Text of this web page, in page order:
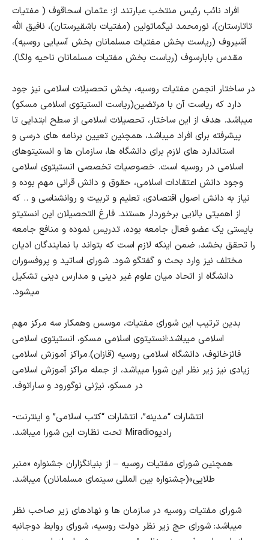
افراد نائب رئیس منتخب عبارتند از: عثمان اسحاقوف ( مفتیات
تاتارستان)، نورمحمد نیگماتولین (مفتیات باشقیرستان)، نافیق الله
آشیروف (ریاست بخش مفتیات مسلمانان بخش آسیایی روسیه)،
مقدس بابارسوف (ریاست بخش مفتیات مسلمانان ناحیه ولگا).
در ساختار انجمن مفتیات روسیه، بخش تحصیلات اسلامی نیز جود
دارد که ریاست آن با مرتضین(ریاست انستیتوی اسلامی مسکو)
میباشد. هدف از این ساختار، تحصیلات اسلامی از سطح ابتدایی تا
پیشرفته برای افراد میباشد، همچنین تعیین برنامه های درسی و
استاندارد های لازم برای دانشگاه ها، سازمان ها و انستیتوهای
اسلامی در روسیه است. خصوصیات تخصصی انستیتوی اسلامی
وجود دانش اعتقادات اسلامی، حقوق و دانش قرانی مهم بوده و
نیاز به دانش اصول اقتصادی، تعلیم و تربیت و روانشناسی و .. که
از اهمیتی بالایی برخوردار هستند. فارغ التحصیلان این انستیتو
بایستی یک عضو فعال جامعه بوده، تدریس نموده و منافع جامعه
را تحقق بخشد، ضمن اینکه لازم است که بتواند با نمایندگان ادیان
مختلف نیز وارد بحث و گفتگو شود. شورای اساتید و پروفسوران
دانشگاه از اتحاد میان علوم غیر دینی و مدارس دینی تشکیل
میشود.
بدین ترتیب این شورای مفتیات، موسس وهمکار سه مرکز مهم
اسلامی میباشد:انستیتوی اسلامی مسکو، انستیتوی اسلامی
فائزخانوف، دانشگاه اسلامی روسیه (قازان).مراکز آموزش اسلامی
زیادی نیز زیر نظر این شورا میباشد، از جمله مراکز آموزش اسلامی
در مسکو، نیژنی نوگورود و ساراتوف.
انتشارات “مدینه”، انتشارات “کتب اسلامی” و اینترنت-
رادیوMiradio تحت نظارت این شورا میباشد.
همچنین شورای مفتیات روسیه – از بنیانگزاران جشنواره «منبر
طلایی»(جشنواره بین المللی سینمای مسلمانان) میباشد.
شورای مفتیات روسیه در سازمان ها و نهادهای زیر صاحب نظر
میباشد: شورای حج زیر نظر دولت روسیه، شورای روابط دوجانبه